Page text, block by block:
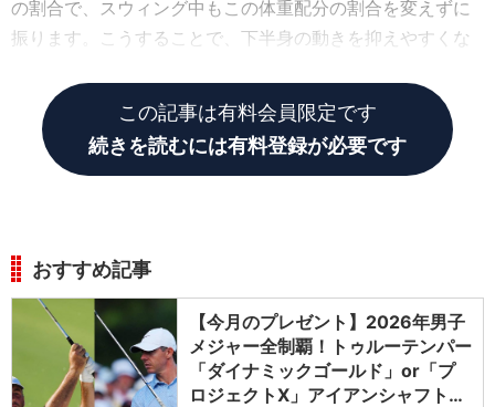
の割合で、スウィング中もこの体重配分の割合を変えずに
振ります。こうすることで、下半身の動きを抑えやすくな
この記事は有料会員限定です
続きを読むには有料登録が必要です
おすすめ記事
【今月のプレゼント】2026年男子
メジャー全制覇！トゥルーテンパー
「ダイナミックゴールド」or「プ
ロジェクトX」アイアンシャフト